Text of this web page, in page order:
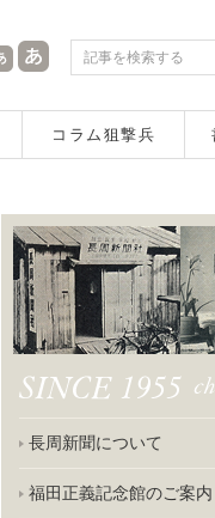
コラム狙撃兵
長周新聞について
福田正義記念館のご案内